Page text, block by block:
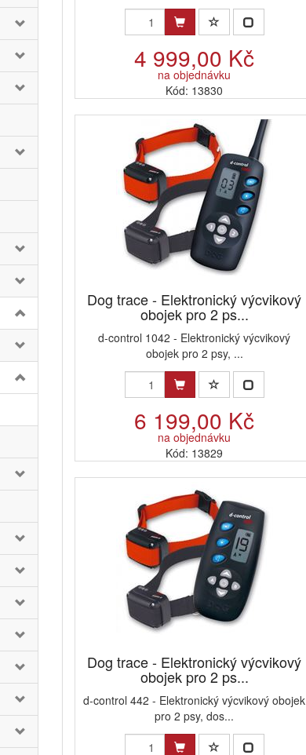
4 999,00 Kč
na objednávku
Kód: 13830
Dog trace - Elektronický výcvikový
obojek pro 2 ps...
d-control 1042 - Elektronický výcvikový
obojek pro 2 psy, ...
6 199,00 Kč
na objednávku
Kód: 13829
Dog trace - Elektronický výcvikový
obojek pro 2 ps...
d-control 442 - Elektronický výcvikový obojek
pro 2 psy, dos...